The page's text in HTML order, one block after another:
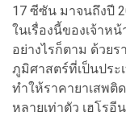
17 ซีซัน มาจนถึงปี
ในเรื่องนี้ของเจ้าห
อย่างไรก็ตาม ด้วย
ภูมิศาสตร์ที่เป็นประ
ทำให้ราคายาเสพติ
หลายเท่าตัว เฮโรอี